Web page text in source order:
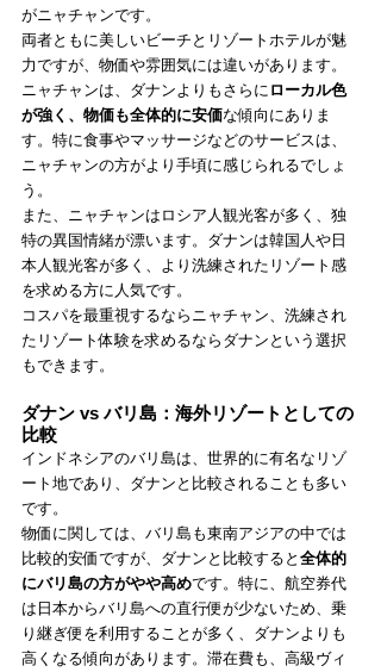
がニャチャンです。
両者ともに美しいビーチとリゾートホテルが魅
力ですが、物価や雰囲気には違いがあります。
ニャチャンは、ダナンよりもさらに ローカル色
が強く、物価も全体的に安価な傾向にありま
す。特に食事やマッサージなどのサービスは、
ニャチャンの方がより手頃に感じられるでしょ
う。
また、ニャチャンはロシア人観光客が多く、独
特の異国情緒が漂います。ダナンは韓国人や日
本人観光客が多く、より洗練されたリゾート感
を求める方に人気です。
コスパを最重視するならニャチャン、洗練され
たリゾート体験を求めるならダナンという選択
もできます。
ダナン vs バリ島：海外リゾートとしての
比較
インドネシアのバリ島は、世界的に有名なリゾ
ート地であり、ダナンと比較されることも多い
です。
物価に関しては、バリ島も東南アジアの中では
比較的安価ですが、ダナンと比較すると 全体的
にバリ島の方がやや高めです。特に、航空券代
は日本からバリ島への直行便が少ないため、乗
り継ぎ便を利用することが多く、ダナンよりも
高くなる傾向があります。滞在費も、高級ヴィ